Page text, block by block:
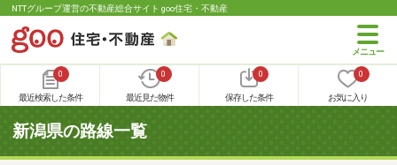
NTTグループ運営の不動産総合サイト goo住宅・不動産
0
最近検索した条件
0
最近見た物件
0
保存した条件
0
お気に入り
新潟県の路線一覧